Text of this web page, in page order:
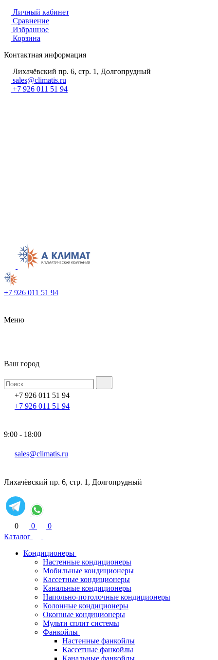
Личный кабинет
Сравнение
Избранное
Корзина
Контактная информация
Лихачёвский пр. 6, стр. 1, Долгопрудный
sales@climatis.ru
+7 926 011 51 94
+7 926 011 51 94
Меню
Ваш город
+7 926 011 51 94
+7 926 011 51 94
9:00 - 18:00
sales@climatis.ru
Лихачёвский пр. 6, стр. 1, Долгопрудный
0 0
0
Каталог
Кондиционеры
Настенные кондиционеры
Мобильные кондиционеры
Кассетные кондиционеры
Канальные кондиционеры
Напольно-потолочные кондиционеры
Колонные кондиционеры
Оконные кондиционеры
Мульти сплит системы
Фанкойлы
Настенные фанкойлы
Кассетные фанкойлы
Канальные фанкойлы